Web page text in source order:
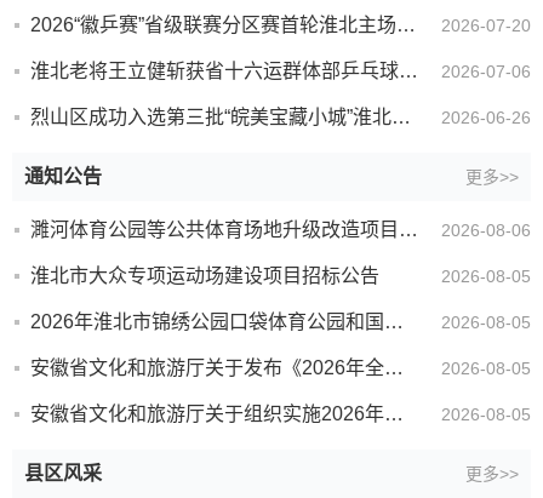
2026“徽乒赛”省级联赛分区赛首轮淮北主场力克宿州 2026-07-20
淮北老将王立健斩获省十六运群体部乒乓球60-69岁组男单冠军 2026-07-06
烈山区成功入选第三批“皖美宝藏小城”淮北全域统筹打造文旅金字招牌 2026-06-26
通知公告 更多>>
濉河体育公园等公共体育场地升级改造项目中标结果公告 2026-08-06
淮北市大众专项运动场建设项目招标公告 2026-08-05
2026年淮北市锦绣公园口袋体育公园和国球两进建设设施采购项目招标公告 2026-08-05
安徽省文化和旅游厅关于发布《2026年全国导游资格考试现场考试大纲（安徽省）》的通知 2026-08-05
安徽省文化和旅游厅关于组织实施2026年全国导游资格考试的通知 2026-08-05
县区风采 更多>>